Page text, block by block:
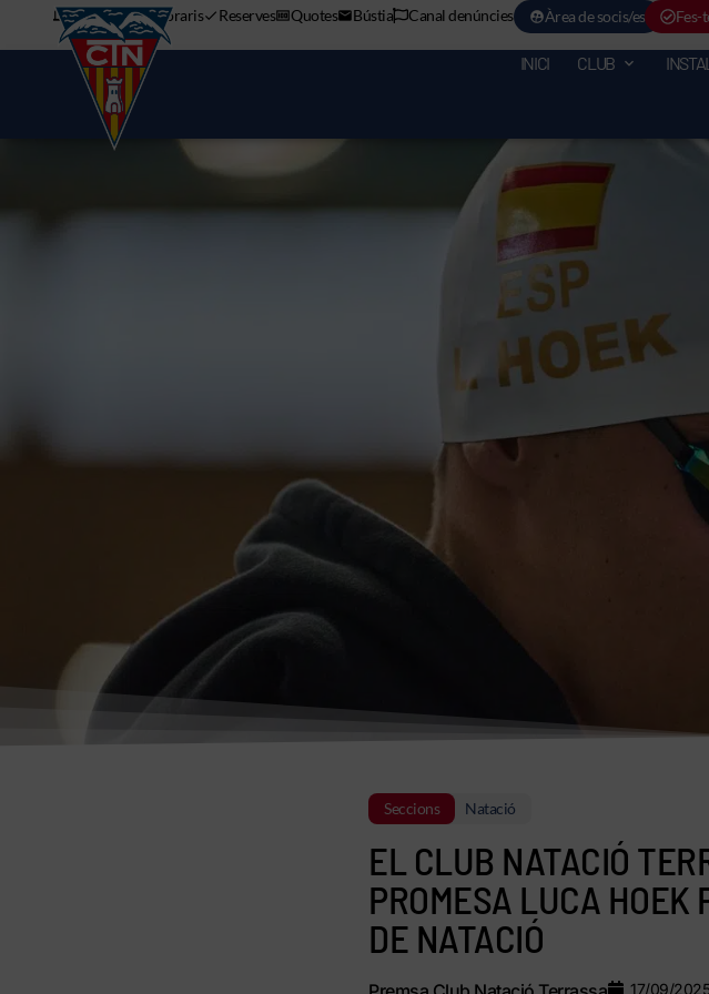
APP mòbil Horaris Reserves Quotes Bústia Canal denúncies Àrea de socis/es Fes-
INICI CLUB
Seccions Natació
EL CLUB NATACIÓ
PROMESA LUCA HOEK
DE NATACIÓ
17/09/2025